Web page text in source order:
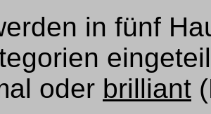
in fünf
oder brilliant